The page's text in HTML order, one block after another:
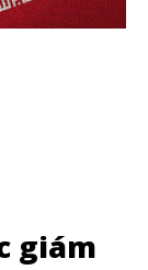
giám